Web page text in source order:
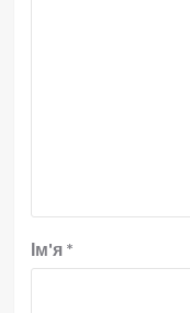
Ім'я *